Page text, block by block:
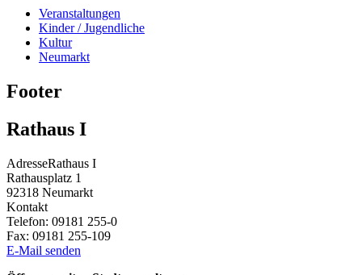
Veranstaltungen
Kinder / Jugendliche
Kultur
Neumarkt
Footer
Rathaus I
AdresseRathaus I
Rathausplatz 1
92318 Neumarkt
Kontakt
Telefon: 09181 255-0
Fax: 09181 255-109
E-Mail senden